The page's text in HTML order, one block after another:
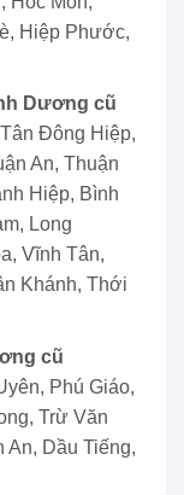
Hiệp Phước,
Dương cũ
Đông Hiệp,
An, Thuận
Hiệp, Bình
Long
Vĩnh Tân,
Khánh, Thới
cũ
Phú Giáo,
Trừ Văn
An, Dầu Tiếng,